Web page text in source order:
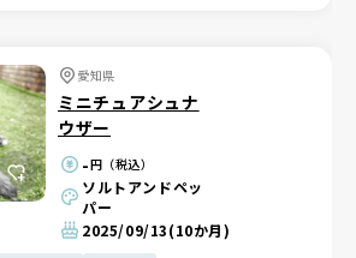
愛知県
ミニチュアシュナ
ウザー
-円（税込）
ソルトアンドペッ
パー
2025/09/13(10か月)